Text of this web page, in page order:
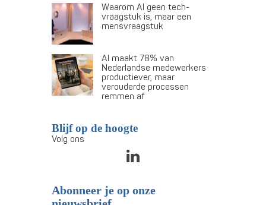
Waarom AI geen tech-
vraagstuk is, maar een
mensvraagstuk
AI maakt 78% van
Nederlandse medewerkers
productiever, maar
verouderde processen
remmen af
Blijf op de hoogte
Volg ons
Abonneer je op onze